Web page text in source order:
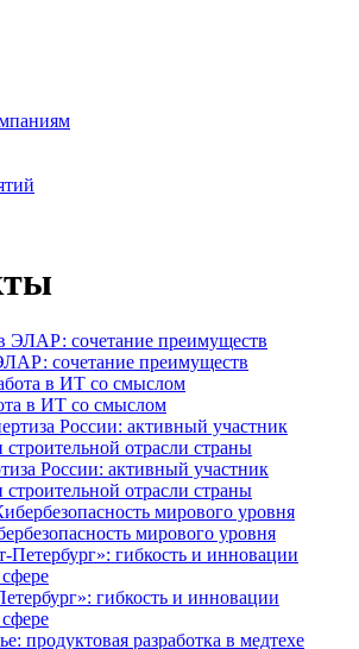
сочетание преимуществ
в ИТ со смыслом
России: активный участник
отрасли страны
мирового уровня
гибкость и инновации